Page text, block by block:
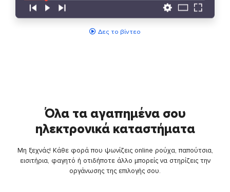
Δες το βίντεο
Όλα τα αγαπημένα σου
ηλεκτρονικά καταστήματα
Μη ξεχνάς! Κάθε φορά που ψωνίζεις online ρούχα, παπούτσια,
εισιτήρια, φαγητό ή οτιδήποτε άλλο μπορείς να στηρίζεις την
οργάνωσης της επιλογής σου.